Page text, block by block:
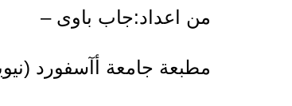
من اعداد:جاب باوى –
مطبعة جامعة أآسفورد